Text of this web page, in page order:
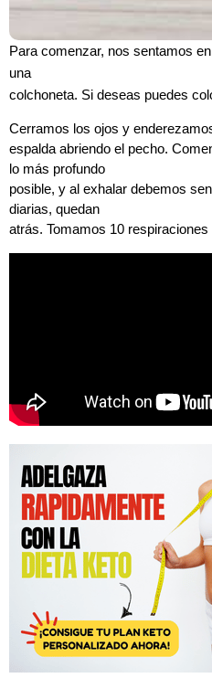
Para comenzar, nos sentamos
una
colchoneta. Si deseas puedes
Cerramos los ojos y
espalda abriendo el pecho.
lo más profundo
posible, y al exhalar debemos
diarias, quedan
atrás. Tomamos 10 respiraciones